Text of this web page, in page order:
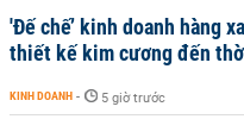
'Đế chế’ kinh doanh hàng
thiết kế kim cương đến
KINH DOANH - 5 giờ trước